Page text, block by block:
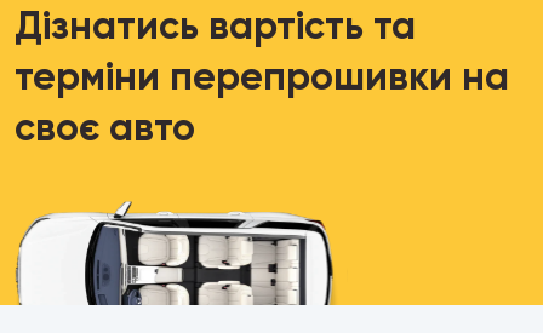
Дізнатись вартість та
терміни перепрошивки на
своє авто